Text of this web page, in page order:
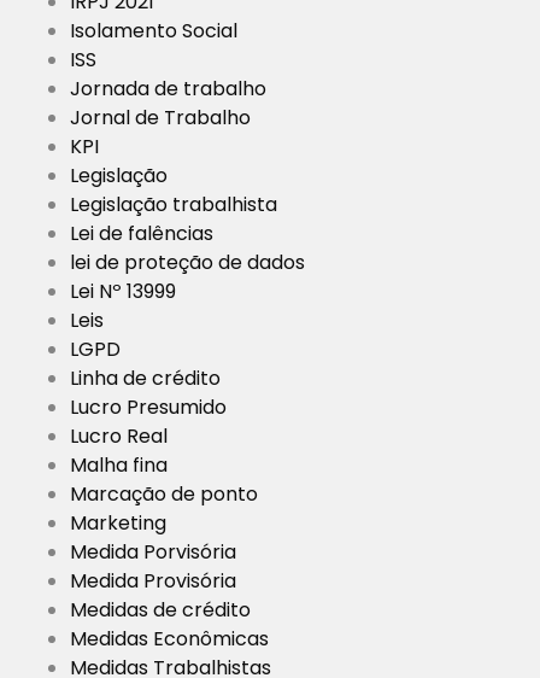
Isolamento Social
ISS
Jornada de trabalho
Jornal de Trabalho
KPI
Legislação
Legislação trabalhista
Lei de falências
lei de proteção de dados
Lei Nº 13999
Leis
LGPD
Linha de crédito
Lucro Presumido
Lucro Real
Malha fina
Marcação de ponto
Marketing
Medida Porvisória
Medida Provisória
Medidas de crédito
Medidas Econômicas
Medidas Trabalhistas